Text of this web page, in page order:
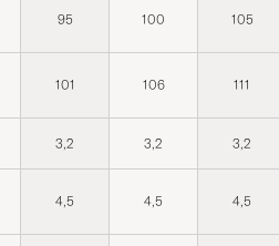
95 100 105
101 106 111
3,2 3,2 3,2
4,5 4,5 4,5